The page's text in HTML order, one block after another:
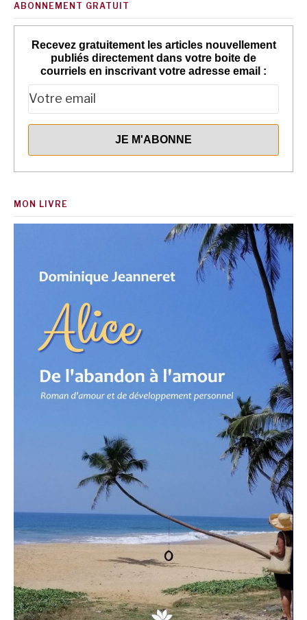
ABONNEMENT GRATUIT
Recevez gratuitement les articles nouvellement
publiés directement dans votre boite de
courriels en inscrivant votre adresse email :
MON LIVRE